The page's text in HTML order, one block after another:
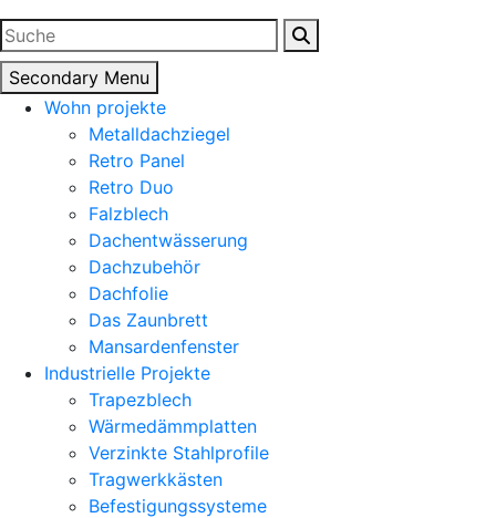
Suchen
nach:
Secondary Menu
Wohn projekte
Metalldachziegel
Retro Panel
Retro Duo
Falzblech
Dachentwässerung
Dachzubehör
Dachfolie
Das Zaunbrett
Mansardenfenster
Industrielle Projekte
Trapezblech
Wärmedämmplatten
Verzinkte Stahlprofile
Tragwerkkästen
Befestigungssysteme